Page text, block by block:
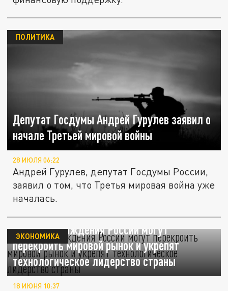
Депутат Госдумы Андрей Гурулев заявил о
начале Третьей мировой войны
ПОЛИТИКА
28 ИЮЛЯ 06:22
Андрей Гурулев, депутат Госдумы России,
заявил о том, что Третья мировая война уже
началась.
Два месторождения России могут
перекроить мировой рынок и укрепят
технологическое лидерство страны
ЭКОНОМИКА
18 ИЮНЯ 10:37